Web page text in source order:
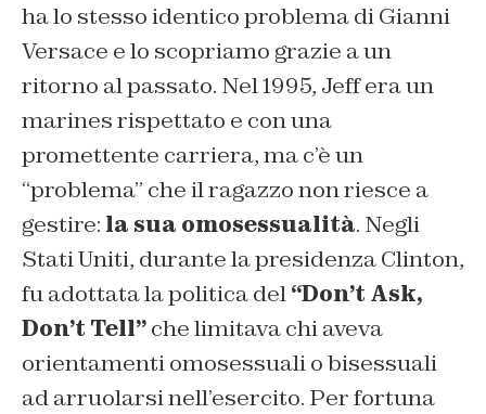
ha lo stesso identico problema di Gianni
Versace e lo scopriamo grazie a un
ritorno al passato. Nel 1995, Jeff era un
marines rispettato e con una
promettente carriera, ma c’è un
“problema” che il ragazzo non riesce a
gestire: la sua omosessualità. Negli
Stati Uniti, durante la presidenza Clinton,
fu adottata la politica del“Don’t Ask,
Don’t Tell”che limitava chi aveva
orientamenti omosessuali o bisessuali
ad arruolarsi nell’esercito. Per fortuna